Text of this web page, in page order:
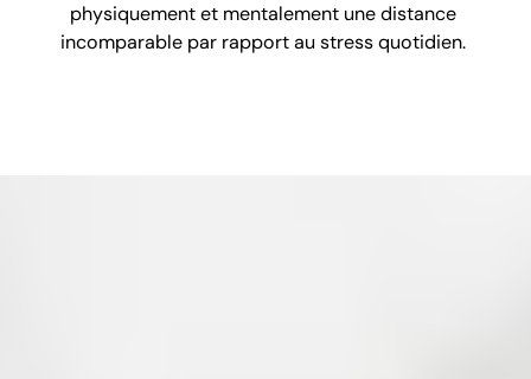
physiquement et mentalement une distance
incomparable par rapport au stress quotidien.